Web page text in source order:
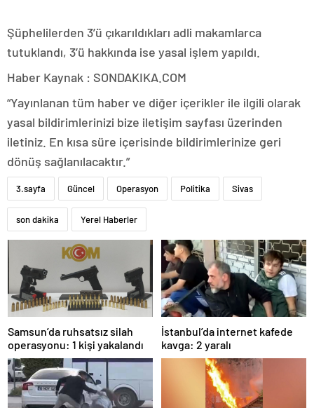
Şüphelilerden 3’ü çıkarıldıkları adli makamlarca
tutuklandı, 3’ü hakkında ise yasal işlem yapıldı.
Haber Kaynak : SONDAKIKA.COM
“Yayınlanan tüm haber ve diğer içerikler ile ilgili olarak
yasal bildirimlerinizi bize iletişim sayfası üzerinden
iletiniz. En kısa süre içerisinde bildirimlerinize geri
dönüş sağlanılacaktır.”
3.sayfa Güncel Operasyon Politika Sivas
son dakika Yerel Haberler
Samsun’da ruhsatsız silah
operasyonu: 1 kişi yakalandı
İstanbul’da internet kafede
kavga: 2 yaralı